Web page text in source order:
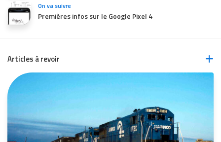
On va suivre
Premières infos sur le Google Pixel 4
Articles à revoir